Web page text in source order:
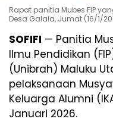
Rapat panitia Mubes FIP
Desa Galala, Jumat (16/1/
SOFIFI — Panitia
Ilmu Pendidikan
(Unibrah) Maluku
pelaksanaan
Keluarga Alumni
Januari 2026.